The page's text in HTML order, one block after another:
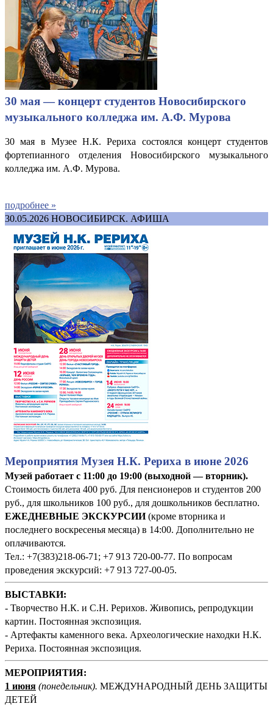
30 мая — концерт студентов Новосибирского
музыкального колледжа им. А.Ф. Мурова
30 мая в Музее Н.К. Рериха состоялся концерт студентов
фортепианного отделения Новосибирского музыкального
колледжа им. А.Ф. Мурова.
подробнее »
30.05.2026 НОВОСИБИРСК. АФИША
Мероприятия Музея Н.К. Рериха в июне 2026
Музей работает с 11:00 до 19:00 (выходной — вторник).
Стоимость билета 400 руб. Для пенсионеров и студентов 200
руб., для школьников 100 руб., для дошкольников бесплатно.
ЕЖЕДНЕВНЫЕ ЭКСКУРСИИ(кроме вторника и
последнего воскресенья месяца) в 14:00. Дополнительно не
оплачиваются.
Тел.: +7(383)218-06-71; +7 913 720-00-77. По вопросам
проведения экскурсий: +7 913 727-00-05.
ВЫСТАВКИ:
- Творчество Н.К. и С.Н. Рерихов. Живопись, репродукции
картин. Постоянная экспозиция.
- Артефакты каменного века. Археологические находки Н.К.
Рериха. Постоянная экспозиция.
МЕРОПРИЯТИЯ:
1 июня (понедельник). МЕЖДУНАРОДНЫЙ ДЕНЬ ЗАЩИТЫ
ДЕТЕЙ